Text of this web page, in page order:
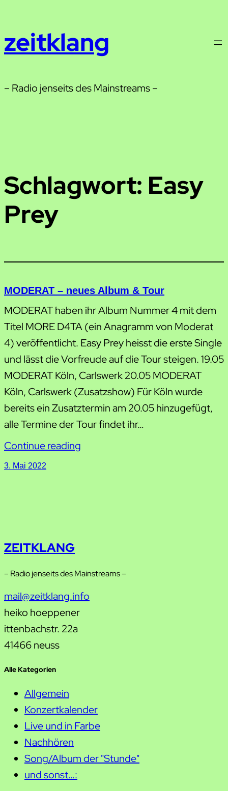
springen
zeitklang
– Radio jenseits des Mainstreams –
Schlagwort: Easy
Prey
MODERAT – neues Album & Tour
MODERAT haben ihr Album Nummer 4 mit dem
Titel MORE D4TA (ein Anagramm von Moderat
4) veröffentlicht. Easy Prey heisst die erste Single
und lässt die Vorfreude auf die Tour steigen. 19.05
MODERAT Köln, Carlswerk 20.05 MODERAT
Köln, Carlswerk (Zusatzshow) Für Köln wurde
bereits ein Zusatztermin am 20.05 hinzugefügt,
alle Termine der Tour findet ihr…
Continue reading
3. Mai 2022
ZEITKLANG
– Radio jenseits des Mainstreams –
mail@zeitklang.info
heiko hoeppener
ittenbachstr. 22a
41466 neuss
Alle Kategorien
Allgemein
Konzertkalender
Live und in Farbe
Nachhören
Song/Album der "Stunde"
und sonst…: